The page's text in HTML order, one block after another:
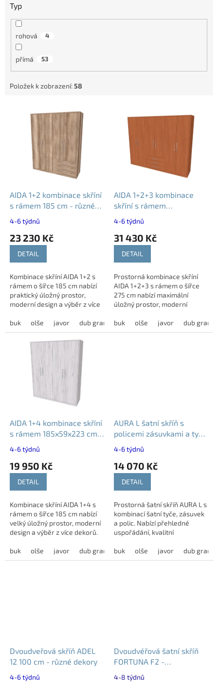
Typ
rohová 4
přímá 53
Položek k zobrazení:58
AIDA 1+2 kombinace skříní
s rámem 185 cm - různé
4-6 týdnů
23 230 Kč
DETAIL
Kombinace skříní AIDA 1+2 s
rámem o šířce 185 cm nabízí
praktický úložný prostor,
moderní design a výběr z více
buk
olše javor dub grande dub harmony modřín latté
AIDA 1+2+3 kombinace
skříní s rámem
275x59x223 cm - různé
dekory
4-6 týdnů
31 430 Kč
DETAIL
Prostorná kombinace skříní
AIDA 1+2+3 s rámem o šířce
275 cm nabízí maximální
úložný prostor, moderní
buk
olše javor dub
AIDA 1+4 kombinace skříní
s rámem 185x59x223 cm -
různé dekory
4-6 týdnů
19 950 Kč
DETAIL
Kombinace skříní AIDA 1+4 s
rámem o šířce 185 cm nabízí
velký úložný prostor, moderní
design a výběr z více dekorů.
buk olše javor dub grande dub harmony modřín latté
AURA L šatní skříň s
policemi zásuvkami a tyčí
137 cm - různé dekory
4-6 týdnů
14 070 Kč
DETAIL
Prostorná šatní skříň AURA L s
kombinací šatní tyče, zásuvek
a polic. Nabízí přehledné
uspořádání, kvalitní
buk
olše javor dub
Dvoudveřová skříň ADEL
12 100 cm - různé dekory
4-6 týdnů
Dvoudvéřová šatní skříň
FORTUNA F2 -
100×222×52 cm
4-8 týdnů